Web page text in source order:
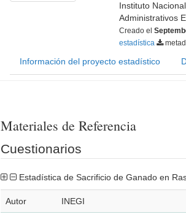
Instituto
Administrativos
Creado el
estadística
Información del proyecto estadístico
Materiales de Referencia
Cuestionarios
Estadística de Sacrificio de Ganado en
Autor INEGI